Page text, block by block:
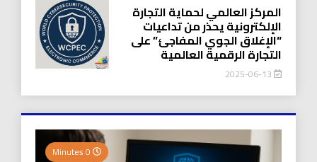
المركز العالمي لحماية التجارة
الإلكترونية يحذر من تداعيات
“الإغلاق الجوي المفاجئ” على
التجارة الرقمية العالمية
2025-06-13